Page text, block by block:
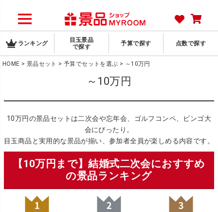
ランキング
目玉景品
で探す
予算で探す 点数で探す
HOME 景品セット 予算でセットを選ぶ ～10万円
～10万円
10万円の景品セットは二次会や忘年会、ゴルフコンペ、ビンゴ大
会にぴったり。
目玉商品と実用的な景品が揃い、参加者全員が楽しめる内容です。
【10万円まで】結婚式二次会におすすめ
の景品ランキング